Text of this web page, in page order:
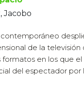
Jacobo
de la televisión
formatos en los que el
del espectador por